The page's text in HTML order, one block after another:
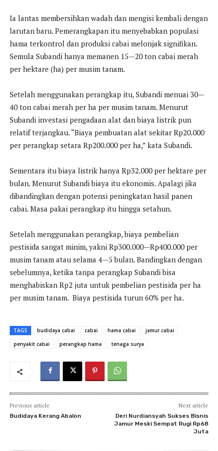
Ia lantas membersihkan wadah dan mengisi kembali dengan
larutan baru. Pemerangkapan itu menyebabkan populasi
hama terkontrol dan produksi cabai melonjak signifikan.
Semula Subandi hanya memanen 15—20 ton cabai merah
per hektare (ha) per musim tanam.
Setelah menggunakan perangkap itu, Subandi menuai 30—
40 ton cabai merah per ha per musim tanam. Menurut
Subandi investasi pengadaan alat dan biaya listrik pun
relatif terjangkau. “Biaya pembuatan alat sekitar Rp20.000
per perangkap setara Rp200.000 per ha,” kata Subandi.
Sementara itu biaya listrik hanya Rp32.000 per hektare per
bulan. Menurut Subandi biaya itu ekonomis. Apalagi jika
dibandingkan dengan potensi peningkatan hasil panen
cabai. Masa pakai perangkap itu hingga setahun.
Setelah menggunakan perangkap, biaya pembelian
pestisida sangat minim, yakni Rp300.000—Rp400.000 per
musim tanam atau selama 4—5 bulan. Bandingkan dengan
sebelumnya, ketika tanpa perangkap Subandi bisa
menghabiskan Rp2 juta untuk pembelian pestisida per ha
per musim tanam. Biaya pestisida turun 60% per ha.
TAGS budidaya cabai cabai hama cabai
jamur cabai
penyakit cabai
perangkap hama tenaga surya
Previous article
Budidaya Kerang Abalon
Next article
Deri Nurdiansyah Sukses Bisnis
Jamur Meski Sempat Rugi Rp68
Juta